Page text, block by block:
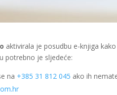
aktivirala je posudbu e-knjiga
potrebno je sljedeće:
na +385 31 812 045 ako ih